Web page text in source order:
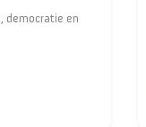
democratie en